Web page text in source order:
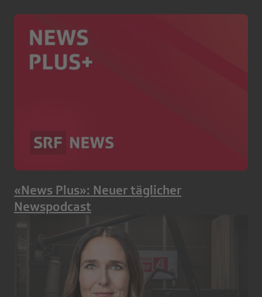
«News Plus»: Neuer täglicher
Newspodcast